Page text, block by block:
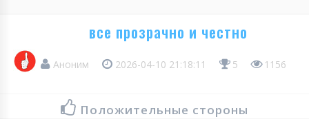
все прозрачно и честно
Аноним 2026-04-10 21:18:11 5 1156
Положительные стороны